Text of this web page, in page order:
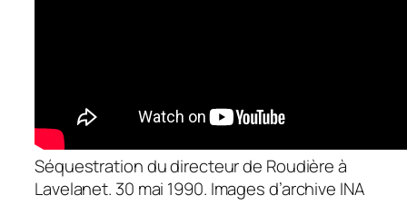
Séquestration du directeur de Roudière à
Lavelanet. 30 mai 1990. Images d’archive INA